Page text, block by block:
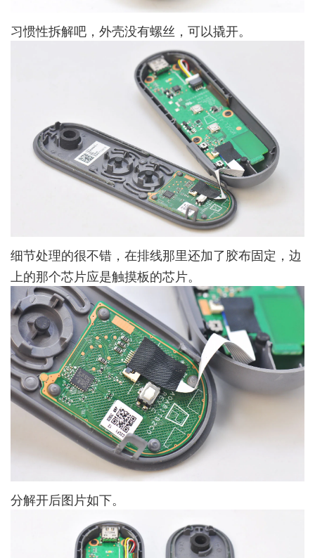
习惯性拆解吧，外壳没有螺丝，可以撬开。
细节处理的很不错，在排线那里还加了胶布固定，边
上的那个芯片应是触摸板的芯片。
分解开后图片如下。